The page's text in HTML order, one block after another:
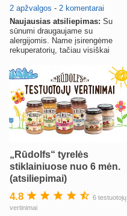
2 apžvalgos - 2 komentarai
Naujausias atsiliepimas: Su
sūnumi draugaujame su
alergijomis. Name įsirengėme
rekuperatorių, tačiau visiškai
„Rūdolfs“ tyrelės
stiklainiuose nuo 6 mėn.
(atsiliepimai)
4.8
6 testuotojų
vertinimai